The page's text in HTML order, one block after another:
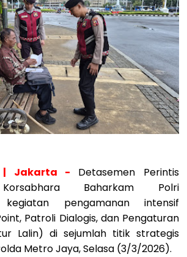
| Jakarta - Detasemen Perintis
Baharkam Polri
kegiatan pengamanan intensif
Patroli Dialogis, dan Pengaturan
Lalin) di sejumlah titik strategis
Metro Jaya, Selasa (3/3/2026).